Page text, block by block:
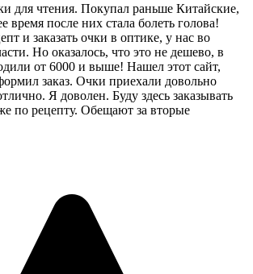
для чтения. Покупал раньше Китайские,
время после них стала болеть голова!
и заказать очки в оптике, у нас во
Но оказалось, что это не дешево, в
от 6000 и выше! Нашел этот сайт,
заказ. Очки приехали довольно
Я доволен. Буду здесь заказывать
по рецепту. Обещают за вторые